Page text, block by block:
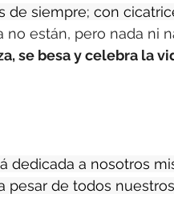
de siempre; con
no están, pero nada ni
se besa y celebra la
dedicada a nosotros
de todos